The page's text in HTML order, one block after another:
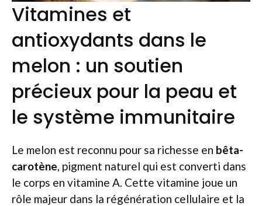
Vitamines et
antioxydants dans le
melon : un soutien
précieux pour la peau et
le système immunitaire
Le melon est reconnu pour sa richesse en bêta-
carotène, pigment naturel qui est converti dans
le corps en vitamine A. Cette vitamine joue un
rôle majeur dans la régénération cellulaire et la